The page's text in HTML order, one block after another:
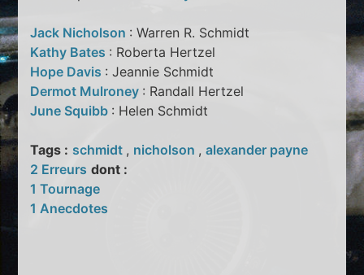
Jack Nicholson : Warren R. Schmidt
Kathy Bates : Roberta Hertzel
Hope Davis : Jeannie Schmidt
Dermot Mulroney : Randall Hertzel
June Squibb : Helen Schmidt
Tags : schmidt , nicholson ,alexander payne
2 Erreurs dont :
1 Tournage
1 Anecdotes